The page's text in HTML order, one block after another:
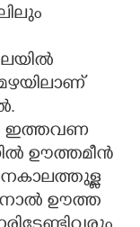
ഇത്തവണ
ഊത്തമീൻ
ഊത്ത